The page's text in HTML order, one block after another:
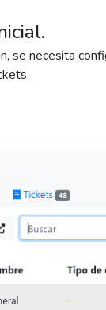
se necesita